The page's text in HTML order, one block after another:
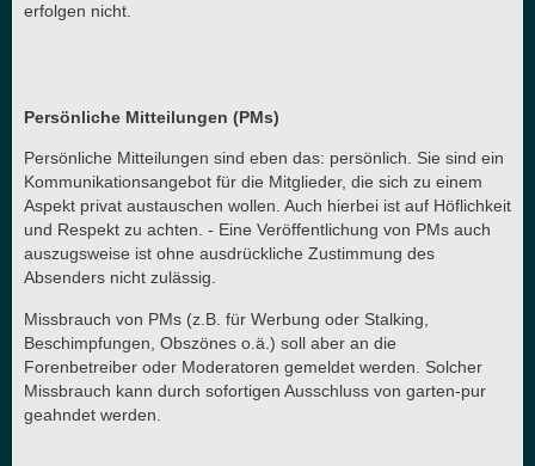
erfolgen nicht.
Persönliche Mitteilungen (PMs)
Persönliche Mitteilungen sind eben das: persönlich. Sie sind ein
Kommunikationsangebot für die Mitglieder, die sich zu einem
Aspekt privat austauschen wollen. Auch hierbei ist auf Höflichkeit
und Respekt zu achten. - Eine Veröffentlichung von PMs auch
auszugsweise ist ohne ausdrückliche Zustimmung des
Absenders nicht zulässig.
Missbrauch von PMs (z.B. für Werbung oder Stalking,
Beschimpfungen, Obszönes o.ä.) soll aber an die
Forenbetreiber oder Moderatoren gemeldet werden. Solcher
Missbrauch kann durch sofortigen Ausschluss von garten-pur
geahndet werden.